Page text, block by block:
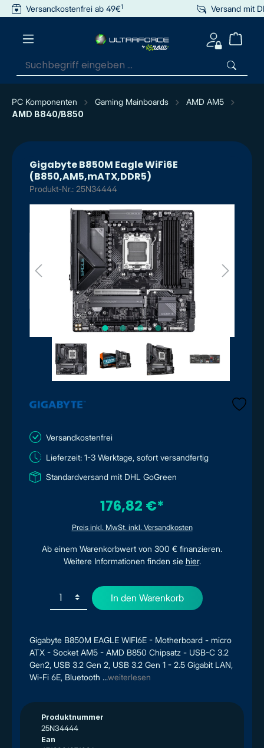
springen
Versandkostenfrei ab 49€1 Versand mit
PC Komponenten Gaming Mainboards
AMD AM5
AMD B840/B850
Gigabyte B850M Eagle WiFi6E
(B850,AM5,mATX,DDR5)
Produkt-Nr.: 25N34444
Gigabyte B850M EAGLE WIFI6E - Motherboard - micro
ATX - Socket AM5 - AMD B850 Chipsatz - USB-C 3.2
Gen2, USB 3.2 Gen 2, USB 3.2 Gen 1 - 2.5 Gigabit LAN,
Wi-Fi 6E, Bluetooth ...weiterlesen
Produktnummer
25N34444
Ean
Versandkostenfrei
Lieferzeit: 1-3 Werktage, sofort versandfertig
Standardversand mit DHL GoGreen
176,82 €*
Preis inkl. MwSt. inkl. Versandkosten
Ab einem Warenkorbwert von 300 € finanzieren.
Weitere Informationen finden sie hier.
In den Warenkorb